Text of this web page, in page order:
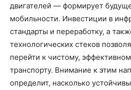
двигателей — формирует
мобильности. Инвестиции в
стандарты и переработку, а
технологических стеков
перейти к чистому,
транспорту. Внимание к этим
определит, насколько